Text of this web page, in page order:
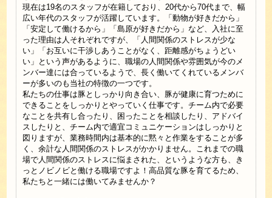
現在は19名のスタッフが在籍しており、20代から70代まで、幅
広い年代のスタッフが活躍しています。「動物が好きだから」
「安定して働けるから」「島原が好きだから」など、入社に至
った理由は人それぞれですが、「人間関係のストレスが少な
い」「お互いに干渉しあうことがなく、距離感がちょうどい
い」という声があるように、職場の人間関係や雰囲気が今のメ
ンバー達には合っているようで、長く働いてくれているメンバ
ーが多いのも当社の特徴の一つです。
私たちの仕事は豚としっかり向き合い、豚が健康に育つために
できることをしっかりとやっていく仕事です。チーム内で必要
なことを共有し合ったり、困ったことを相談したり、アドバイ
スしたりと、チーム内で適宜コミュニケーションはしっかりと
図りますが、業務時間内は基本的に黙々と作業をすることが多
く、余計な人間関係のストレスがかかりません。これまでの職
場で人間関係のストレスに悩まされた、というような方も、き
っとノビノビと働ける職場ですよ！高品質な豚を育てるため、
私たちと一緒には働いてみませんか？